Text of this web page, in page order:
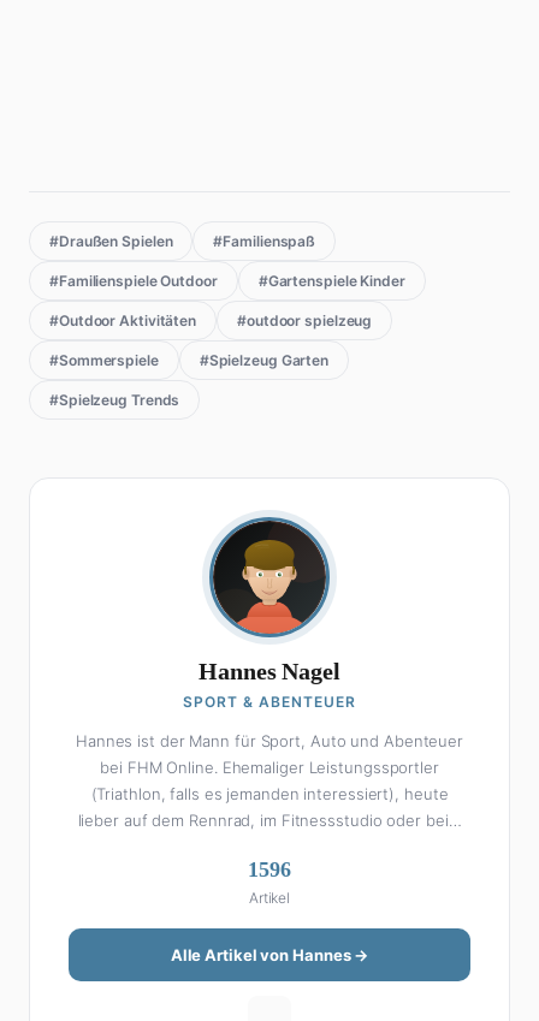
#Draußen Spielen #Familienspaß
#Familienspiele Outdoor #Gartenspiele Kinder
#Outdoor Aktivitäten #outdoor spielzeug
#Sommerspiele #Spielzeug Garten
#Spielzeug Trends
Hannes Nagel
SPORT & ABENTEUER
Hannes ist der Mann für Sport, Auto und Abenteuer
bei FHM Online. Ehemaliger Leistungssportler
(Triathlon, falls es jemanden interessiert), heute
lieber auf dem Rennrad, im Fitnessstudio oder beim
enzyklopädisch: Egal ob Bundesliga-Analyse, Formel 1,
UFC oder Olympia – Hannes liefert fundierte
Einschätzungen mit der Leidenschaft eines echten
Fans. Aber Sport ist nur die halbe Miete: Hannes ist
auch unser Auto-Experte. Vom Elektro-SUV bis zum
1596
Artikel
Alle Artikel von Hannes →